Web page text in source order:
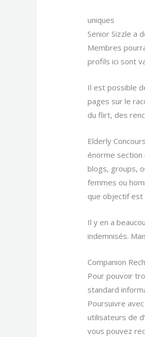
uniques
Senior Sizzle a
Membres
profils ici sont
Il est possible
pages sur le
du flirt, des
Elderly
énorme
blogs, groups,
femmes ou
que objectif est
Il y en a
indemnisés.
Companion
Pour pouvoir
standard
Poursuivre
utilisateurs de
vous pouvez